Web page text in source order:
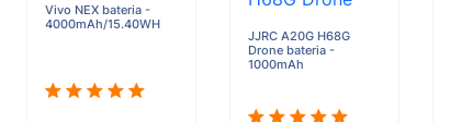
Vivo NEX bateria -
4000mAh/15.40WH
JJRC A20G H68G
Drone bateria -
1000mAh